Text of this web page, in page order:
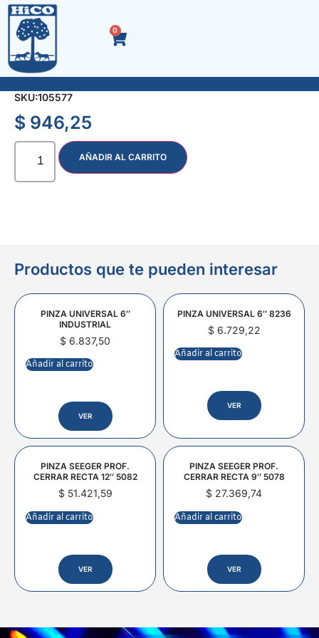
0
ACC. MARRON NIPLE 12 cm. 1.1/4″
SKU:105577
$ 946,25
AÑADIR AL CARRITO
Productos que te pueden interesar
PINZA UNIVERSAL 6″
INDUSTRIAL
$ 6.837,50
Añadir al carrito
VER
PINZA UNIVERSAL 6″ 8236
$6.729,22
Añadir al carrito
VER
PINZA SEEGER PROF.
CERRAR RECTA 12″ 5082
$51.421,59
Añadir al carrito
VER
PINZA SEEGER PROF.
CERRAR RECTA 9″ 5078
$ 27.369,74
Añadir al carrito
VER